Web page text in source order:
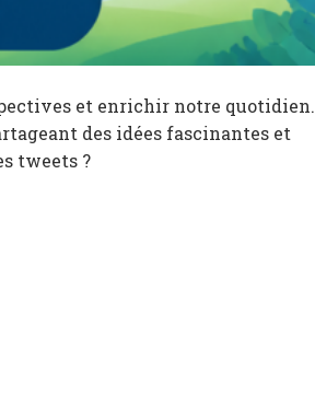
et enrichir notre quotidien.
des idées fascinantes et
tweets ?